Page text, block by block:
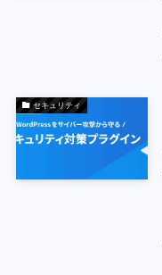
セキュリティ